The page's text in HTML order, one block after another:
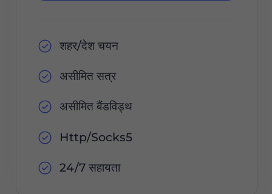
शहर/देश चयन
असीमित सत्र
असीमित बैंडविड्थ
Http/Socks5
24/7 सहायता